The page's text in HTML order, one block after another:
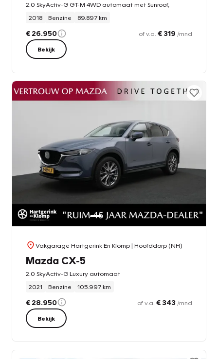
2.0 SkyActiv-G GT-M 4WD automaat met Sunroof,
2018
Benzine 89.897 km
€ 26.950 of v.a. € 319 /mnd
Bekijk
Vakgarage Hartgerink En Klomp| Hoofddorp (NH)
Mazda CX-5
2.0 SkyActiv-G Luxury automaat
2021
Benzine 105.997 km
€ 28.950 of v.a. € 343 /mnd
Bekijk